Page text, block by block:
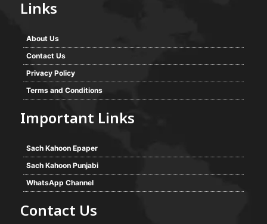
Links
About Us
Contact Us
Privacy Policy
Terms and Conditions
Important Links
Sach Kahoon Epaper
Sach Kahoon Punjabi
WhatsApp Channel
Contact Us